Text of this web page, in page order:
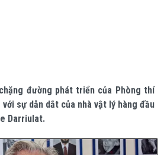
đường phát triển của Phòng thí
sự dẫn dắt của nhà vật lý hàng đầu
Darriulat.